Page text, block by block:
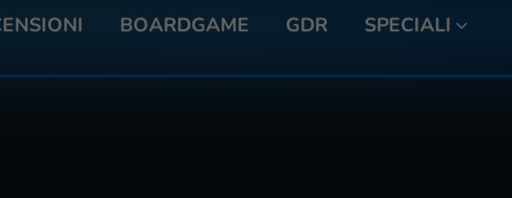
BOARDGAME GDR SPECIALI